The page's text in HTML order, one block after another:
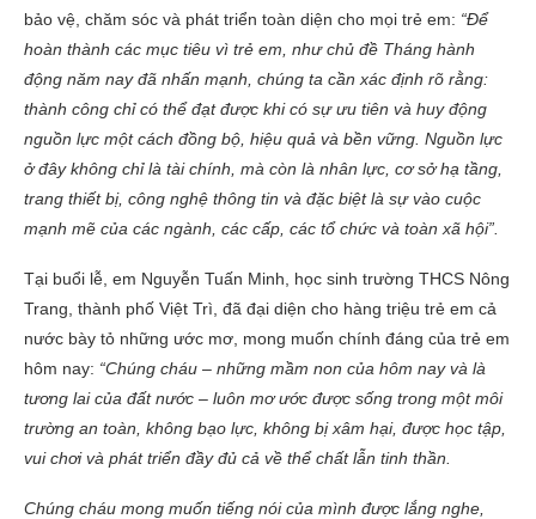
bảo vệ, chăm sóc và phát triển toàn diện cho mọi trẻ em: “Để
hoàn thành các mục tiêu vì trẻ em, như chủ đề Tháng hành
động năm nay đã nhấn mạnh, chúng ta cần xác định rõ rằng:
thành công chỉ có thể đạt được khi có sự ưu tiên và huy động
nguồn lực một cách đồng bộ, hiệu quả và bền vững. Nguồn lực
ở đây không chỉ là tài chính, mà còn là nhân lực, cơ sở hạ tầng,
trang thiết bị, công nghệ thông tin và đặc biệt là sự vào cuộc
mạnh mẽ của các ngành, các cấp, các tổ chức và toàn xã hội”.
Tại buổi lễ, em Nguyễn Tuấn Minh, học sinh trường THCS Nông
Trang, thành phố Việt Trì, đã đại diện cho hàng triệu trẻ em cả
nước bày tỏ những ước mơ, mong muốn chính đáng của trẻ em
hôm nay: “Chúng cháu – những mầm non của hôm nay và là
tương lai của đất nước – luôn mơ ước được sống trong một môi
trường an toàn, không bạo lực, không bị xâm hại, được học tập,
vui chơi và phát triển đầy đủ cả về thể chất lẫn tinh thần.
Chúng cháu mong muốn tiếng nói của mình được lắng nghe,